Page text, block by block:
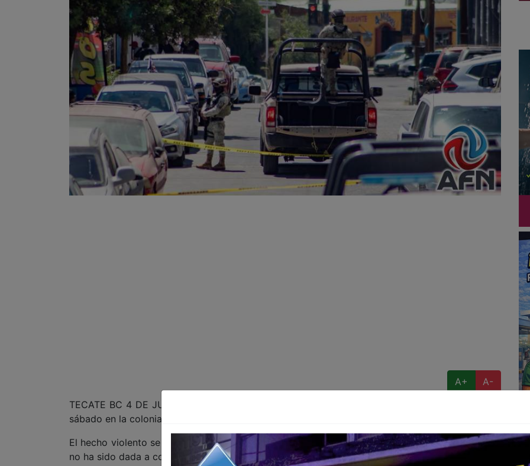
A+
A-
TECATE BC 4 DE JULIO DE 2026 (AFN).- Un hombre fue ejecutado a balazos la tarde de este
sábado en la colonia Lázaro Cárdenas mientras circulaba en un Chevrolet Cruze color blanco.
El hecho violento se reportó alrededor de las 13:30 horas, mientras el individuo, cuya identidad
no ha sido dada a conocer por las autoridades, transitaba por la calle Jiquilpan.